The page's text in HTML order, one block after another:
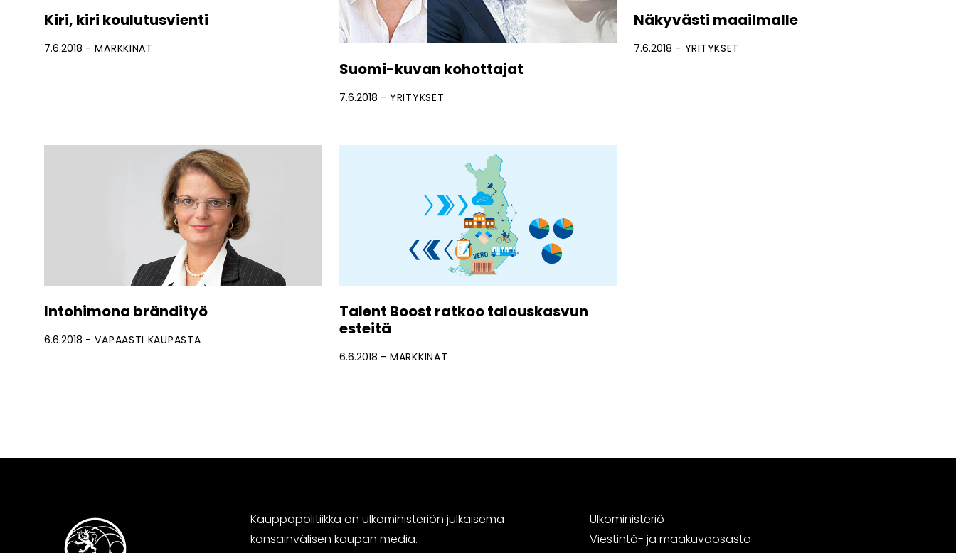
Kiri, kiri koulutusvienti
7.6.2018 MARKKINAT
Suomi-kuvan kohottajat
7.6.2018 YRITYKSET
Näkyvästi maailmalle
7.6.2018 YRITYKSET
Intohimona brändityö
6.6.2018 VAPAASTI KAUPASTA
Talent Boost ratkoo talouskasvun
esteitä
6.6.2018 MARKKINAT
Kauppapolitiikka on ulkoministeriön julkaisema
kansainvälisen kaupan media.
Ulkoministeriö
Viestintä- ja maakuvaosasto